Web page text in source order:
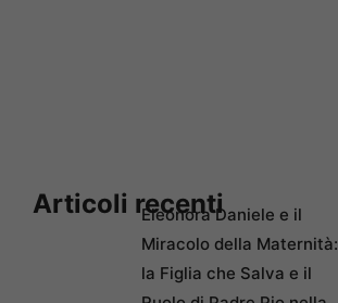
Articoli recentiEleonora Daniele e il
Miracolo della Maternità:
la Figlia che Salva e il